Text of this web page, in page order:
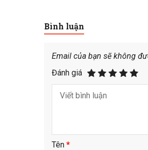
Bình luận
Email của bạn sẽ không
Đánh giá
Tên *